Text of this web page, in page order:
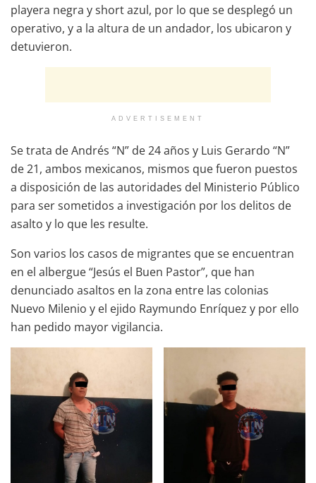
playera negra y short azul, por lo que se desplegó un
operativo, y a la altura de un andador, los ubicaron y
detuvieron.
ADVERTISEMENT
Se trata de Andrés “N” de 24 años y Luis Gerardo “N”
de 21, ambos mexicanos, mismos que fueron puestos
a disposición de las autoridades del Ministerio Público
para ser sometidos a investigación por los delitos de
asalto y lo que les resulte.
Son varios los casos de migrantes que se encuentran
en el albergue “Jesús el Buen Pastor”, que han
denunciado asaltos en la zona entre las colonias
Nuevo Milenio y el ejido Raymundo Enríquez y por ello
han pedido mayor vigilancia.